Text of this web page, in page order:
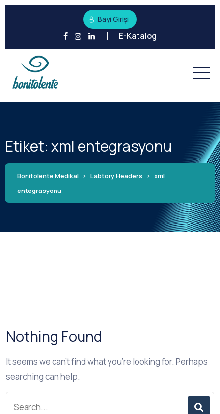
Bayi Girişi
E-Katalog
Etiket:xml entegrasyonu
Bonitolente Medikal > Labtory Headers > xml
entegrasyonu
Nothing Found
It seems we can’t find what you’re looking for. Perhaps
searching can help.